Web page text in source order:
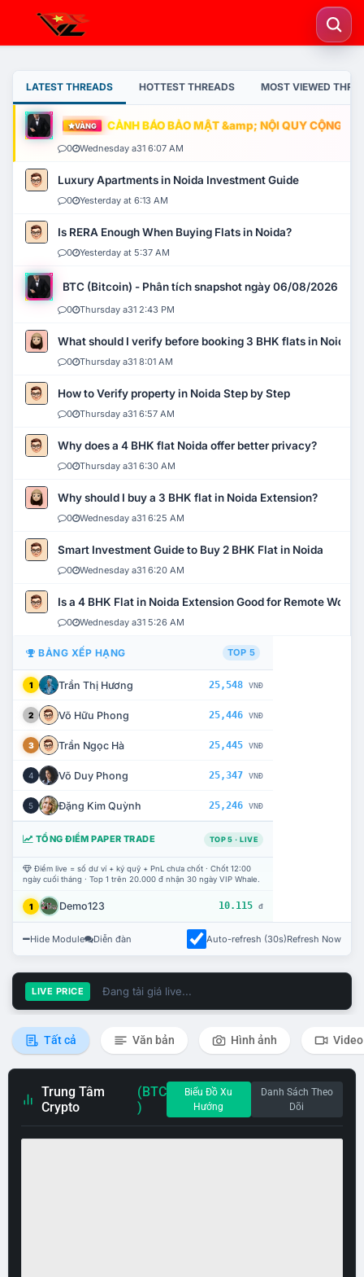
LATEST THREADS HOTTEST THREADS MOST VIEWED
VÀNG CẢNH BÁO BẢO MẬT &amp; NỘI QUY CỘNG
0 Wednesday a31 6:07 AM
Luxury Apartments in Noida Investment Guide
0 Yesterday at 6:13 AM
Is RERA Enough When Buying Flats in Noida?
0 Yesterday at 5:37 AM
BTC (Bitcoin) - Phân tích snapshot ngày 06/08/2026
0 Thursday a31 2:43 PM
What should I verify before booking 3 BHK flats in Noida?
0 Thursday a31 8:01 AM
How to Verify property in Noida Step by Step
0 Thursday a31 6:57 AM
Why does a 4 BHK flat Noida offer better privacy?
0 Thursday a31 6:30 AM
Why should I buy a 3 BHK flat in Noida Extension?
0 Wednesday a31 6:25 AM
Smart Investment Guide to Buy 2 BHK Flat in Noida
0 Wednesday a31 6:20 AM
Is a 4 BHK Flat in Noida Extension Good for Remote Work?
0 Wednesday a31 5:26 AM
BẢNG XẾP HẠNG TOP 5
1 Trần Thị Hương 25,548 VNĐ
2 Võ Hữu Phong 25,446 VNĐ
3 Trần Ngọc Hà 25,445 VNĐ
4 Võ Duy Phong 25,347 VNĐ
5 Đặng Kim Quỳnh 25,246 VNĐ
TỔNG ĐIỂM PAPER TRADE TOP 5 · LIVE
Điểm live = số dư ví + ký quỹ + PnL chưa chốt · Chốt 12:00
ngày cuối tháng · Top 1 trên 20.000 đ nhận 30 ngày VIP Whale.
1 Demo123 10.115 đ
Hide Module Diễn đàn Auto-refresh (30s)Refresh Now
LIVE PRICE Đang tải giá live...
Tất cả Văn bản Hình ảnh Video
Trung Tâm
Crypto
(BTC
)
Biểu Đồ Xu
Hướng
Danh Sách Theo
Dõi